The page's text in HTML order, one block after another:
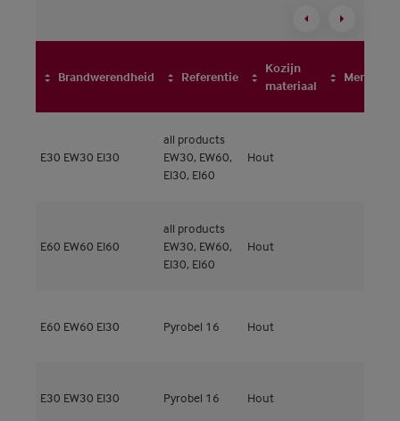
Brandwerendheid Referentie
Kozijn
materiaal
Merk
E30 EW30 EI30
all products
EW30, EW60,
EI30, EI60
Hout
E60 EW60 EI60
all products
EW30, EW60,
EI30, EI60
Hout
E60 EW60 EI30 Pyrobel 16 Hout
E30 EW30 EI30 Pyrobel 16 Hout